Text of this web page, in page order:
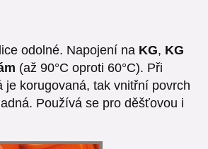
odolné. Napojení na KG, KG
(až 90°C oproti 60°C). Při
korugovaná, tak vnitřní povrch
Používá se pro děšťovou i